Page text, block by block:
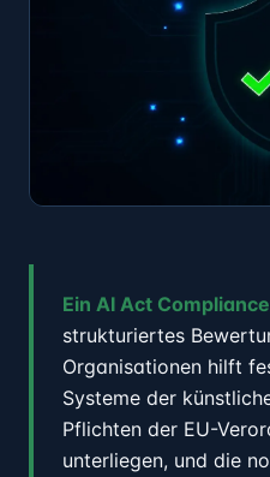
Ein AI Act
strukturiertes
Organisationen hilft
Systeme der
Pflichten der EU-
unterliegen, und die